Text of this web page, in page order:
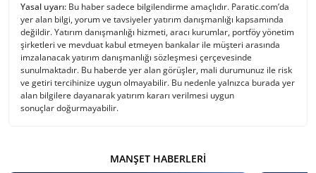
Yasal uyarı: Bu haber sadece bilgilendirme amaçlıdır. Paratic.com’da
yer alan bilgi, yorum ve tavsiyeler yatırım danışmanlığı kapsamında
değildir. Yatırım danışmanlığı hizmeti, aracı kurumlar, portföy yönetim
şirketleri ve mevduat kabul etmeyen bankalar ile müşteri arasında
imzalanacak yatırım danışmanlığı sözleşmesi çerçevesinde
sunulmaktadır. Bu haberde yer alan görüşler, mali durumunuz ile risk
ve getiri tercihinize uygun olmayabilir. Bu nedenle yalnızca burada yer
alan bilgilere dayanarak yatırım kararı verilmesi uygun
sonuçlar doğurmayabilir.
MANŞET HABERLERI